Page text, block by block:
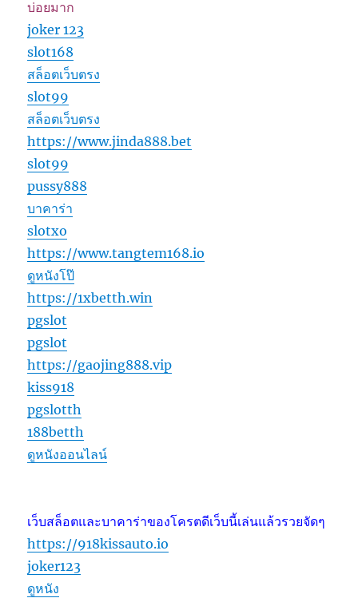
บ่อยมาก
joker 123
slot168
สล็อตเว็บตรง
slot99
สล็อตเว็บตรง
https://www.jinda888.bet
slot99
pussy888
บาคาร่า
slotxo
https://www.tangtem168.io
ดูหนังโป๊
https://1xbetth.win
pgslot
pgslot
https://gaojing888.vip
kiss918
pgslotth
188betth
ดูหนังออนไลน์
เว็บสล็อตและบาคาร่าของโครตดีเว็บนี้เล่นแล้วรวยจัดๆ
https://918kissauto.io
joker123
ดูหนัง